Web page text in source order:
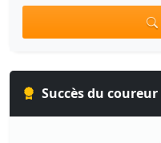
Succès du coureur